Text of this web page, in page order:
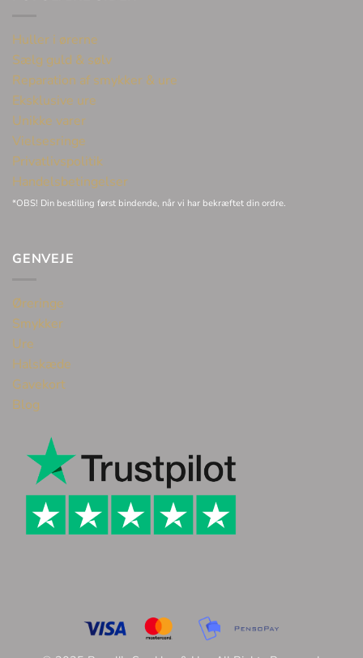
Huller i ørerne
Sælg guld & sølv
Reparation af smykker & ure
Eksklusive ure
Unikke varer
Vielsesringe
Privatlivspolitik
Handelsbetingelser
*OBS! Din bestilling først bindende, når vi har bekræftet din ordre.
GENVEJE
Øreringe
Smykker
Ure
Halskæde
Gavekort
Blog